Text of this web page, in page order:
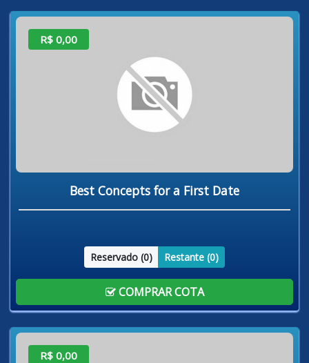
R$ 0,00
Best Concepts for a First Date
Reservado (0) Restante (0)
COMPRAR COTA
R$ 0,00